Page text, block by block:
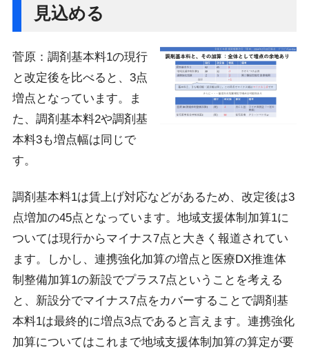
見込める
菅原：調剤基本料1の現行
と改定後を比べると、3点
増点となっています。ま
た、調剤基本料2や調剤基
本料3も増点幅は同じで
す。
調剤基本料1は賃上げ対応などがあるため、改定後は3
点増加の45点となっています。地域支援体制加算1に
ついては現行からマイナス7点と大きく報道されてい
ます。しかし、連携強化加算の増点と医療DX推進体
制整備加算1の新設でプラス7点ということを考える
と、新設分でマイナス7点をカバーすることで調剤基
本料1は最終的に増点3点であると言えます。連携強化
加算についてはこれまで地域支援体制加算の算定が要